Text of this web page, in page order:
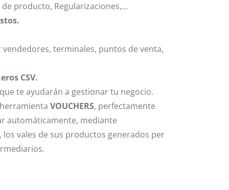
de producto, Regularizaciones,…
terminales, puntos de venta,
CSV.
te ayudarán a gestionar tu negocio.
VOUCHERS, perfectamente
automáticamente, mediante
, los vales de sus productos generados per